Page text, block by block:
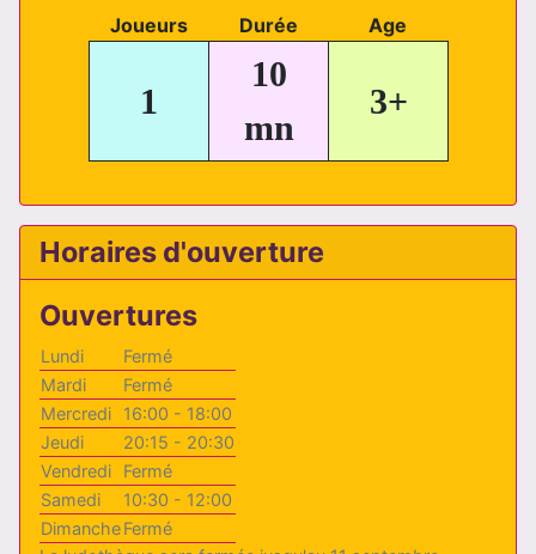
Joueurs Durée Age
1
10
mn
3+
Horaires d'ouverture
Ouvertures
Lundi
Fermé
Mardi
Fermé
Mercredi
16:00 - 18:00
Jeudi
20:15 - 20:30
Vendredi
Fermé
Samedi
10:30 - 12:00
DimancheFermé